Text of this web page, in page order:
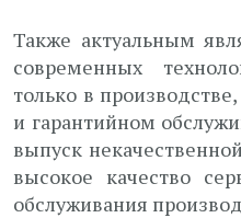
Также актуальным
современных
только в
и гарантийном
выпуск
высокое качество
обслуживания